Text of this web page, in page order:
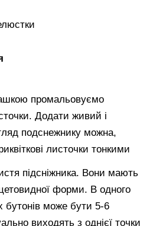
промальовуємо
Додати живий і
подснежнику можна,
листочки тонкими
підсніжника. Вони мають
форми. В одного
бутонів може бути 5-6
виходять з однієї точки